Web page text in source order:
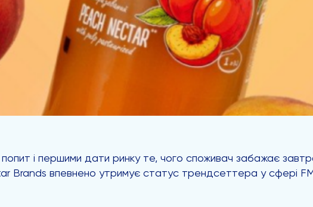
і першими дати ринку те, чого споживач забажає
Brands впевнено утримує статус трендсеттера у сфері